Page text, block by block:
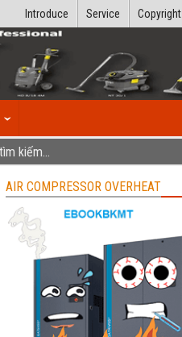
Copyright
Service
Introduce
AIR COMPRESSOR OVERHEAT